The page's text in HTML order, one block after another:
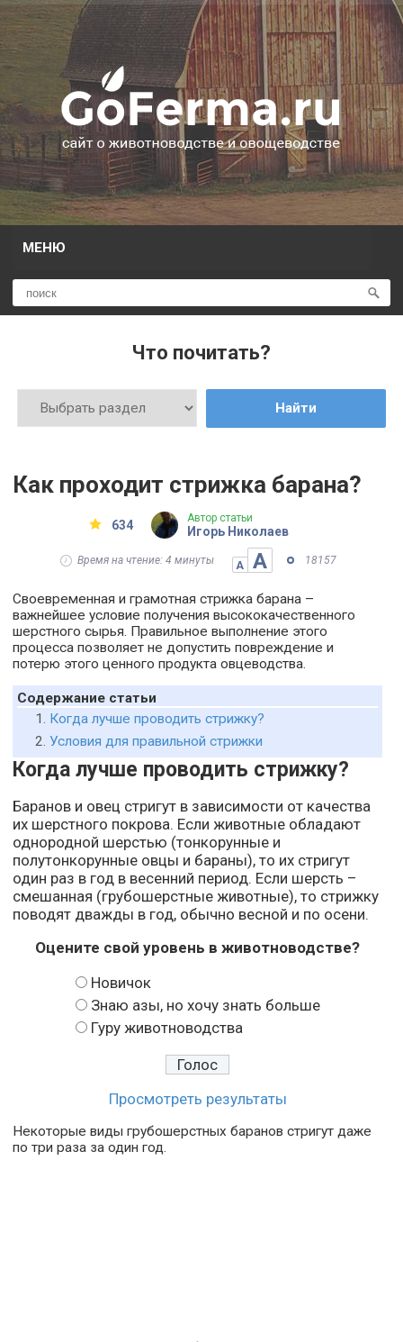
МЕНЮ
Что почитать?
Найти
Как проходит стрижка барана?
634 Автор статьи
Игорь Николаев
Время на чтение: 4 минуты А А 18157
Своевременная и грамотная стрижка барана –
важнейшее условие получения высококачественного
шерстного сырья. Правильное выполнение этого
процесса позволяет не допустить повреждение и
потерю этого ценного продукта овцеводства.
Содержание статьи
Когда лучше проводить стрижку?
Условия для правильной стрижки
Когда лучше проводить стрижку?
Баранов и овец стригут в зависимости от качества
их шерстного покрова. Если животные обладают
однородной шерстью (тонкорунные и
полутонкорунные овцы и бараны), то их стригут
один раз в год в весенний период. Если шерсть –
смешанная (грубошерстные животные), то стрижку
поводят дважды в год, обычно весной и по осени.
Оцените свой уровень в животноводстве?
Новичок
Знаю азы, но хочу знать больше
Гуру животноводства
Просмотреть результаты
Некоторые виды грубошерстных баранов стригут даже
по три раза за один год.